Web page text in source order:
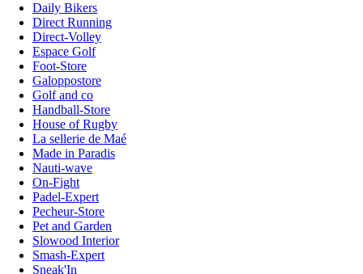
Daily Bikers
Direct Running
Direct-Volley
Espace Golf
Foot-Store
Galoppostore
Golf and co
Handball-Store
House of Rugby
La sellerie de Maé
Made in Paradis
Nauti-wave
On-Fight
Padel-Expert
Pecheur-Store
Pet and Garden
Slowood Interior
Smash-Expert
Sneak'In